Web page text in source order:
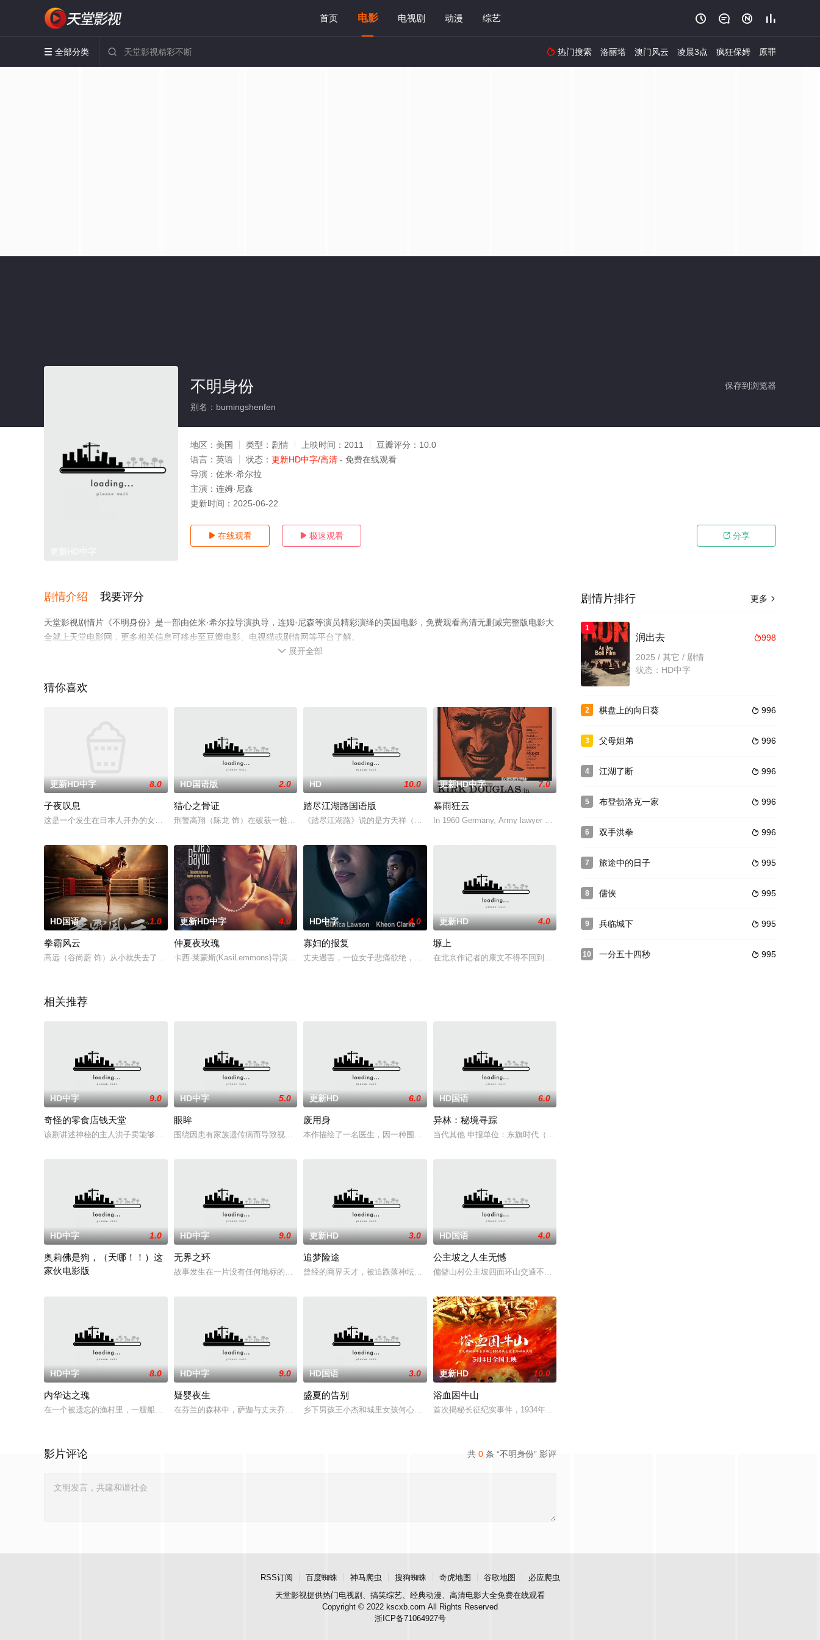
首页 电影 电视剧 动漫 综艺    
 全部分类   热门搜索 洛丽塔 澳门风云 凌晨3点 疯狂保姆 原罪
保存到浏览器
不明身份
别名：bumingshenfen
地区： 美国 类型： 剧情 上映时间： 2011 豆瓣评分： 10.0
语言： 英语 状态： 更新HD中字/高清 - 免费在线观看
导演： 佐米·希尔拉
主演： 连姆·尼森
更新时间： 2025-06-22
 在线观看  极速观看  分享
剧情介绍 我要评分
天堂影视剧情片《不明身份》是一部由佐米·希尔拉导演执导，连姆·尼森等演员精彩演绎的美国电影，免费观看高清无删减完整版电影大
全就上天堂电影网，更多相关信息可移步至豆瓣电影、电视猫或剧情网等平台了解。
 展开全部
猜你喜欢
更新HD中字 8.0
子夜叹息
这是一个发生在日本人开办的女子高校的鬼故事。在学校总务井上春子的独身宿舍里，每到午夜时分，挂在墙上的天皇画像都会发出一
HD国语版 2.0
猎心之骨证
刑警高翔（陈龙 饰）在破获一桩绑架案时，意外牵扯出一桩失踪少年案，“心理测试专家”穆清（柯蓝 饰）临危受命参与侦办，在
HD 10.0
踏尽江湖路国语版
《踏尽江湖路》说的是方天祥（黄日华）、狄虎（欧阳震华）两个人从小被老板收留，后来和老板的儿子（是射雕里那个“拖雷”演的
更新HD中字 7.0
暴雨狂云
In 1960 Germany, Army lawyer Major Steve Garrett is assigne
HD国语 1.0
拳霸风云
高远（谷尚蔚 饰）从小就失去了父母，遭人拐卖被训练成为了黑市拳击手，莎莎（崔允素 饰）虽然父母双全，但却被狠心的两人卖
更新HD中字 4.0
仲夏夜玫瑰
卡西·莱蒙斯(KasiLemmons)导演处女作。讲述1962年美国南部一个医生家庭中发生的偷情故事。影片密集地充斥着
HD中字 4.0
寡妇的报复
丈夫遇害，一位女子悲痛欲绝，她化身新身份，引诱了丈夫的幕后主谋。在赢得丈夫信任后，她不惜一切代价，揭露真相，为正义而战
更新HD 4.0
塬上
在北京作记者的康文不得不回到阔别已久的故乡报道一只被无意发现的国宝朱鹮。这只鸟牵动了不同人的利益
相关推荐
HD中字 9.0
奇怪的零食店钱天堂
该剧讲述神秘的主人洪子卖能够实现人们愿望的神秘零食，以及人们来到那里展开一段魔法般的故事。
HD中字 5.0
眼眸
围绕因患有家族遗传病而导致视力逐渐丧失的摄影师瑞真展开。在面对跨越视力障碍、好不容易成为陶艺家却离奇身亡的双胞胎妹妹瑞
更新HD 6.0
废用身
本作描绘了一名医生，因一种围绕“废用身”——因瘫痪等原因已无恢复可能的四肢——的治疗方法，而一步步踏入在追求理想的理性
HD国语 6.0
异林：秘境寻踪
当代其他 申报单位：东旗时代（北京）影视文化传媒有限公司
HD中字 1.0
奥莉佛是狗，（天哪！！）这
家伙电影版
HD中字 9.0
无界之环
故事发生在一片没有任何地标的荒漠中。一条铁丝网将两个虚构国家分隔开来，而停战协议规定，双方各派一名士兵共同驻守这个几乎
更新HD 3.0
追梦险途
曾经的商界天才，被迫跌落神坛。被那微不足道的成就麻醉过后他该如何面对现实，能改变他的命运的是谁？什么才是生命价值的真谛
HD国语 4.0
公主坡之人生无憾
偏僻山村公主坡四面环山交通不便，多为留守老人妇女儿童。退休市文化局干部张乐进心系故土，毅然回村助
HD中字 8.0
内华达之瑰
在一个被遗忘的渔村里，一艘船神秘地出现在旧港口。“内华达之瑰”号三十年前曾全员遇难，如今再次归来。对于为数不多还记得它
HD中字 9.0
疑婴夜生
在芬兰的森林中，萨迦与丈夫乔恩迎来了为人父母的新篇章。然而萨迦的喜悦被一股令人发寒的疑惧笼罩——她对新生儿产生了不为人
HD国语 3.0
盛夏的告别
乡下男孩王小杰和城里女孩何心琪都有着复杂的家庭，他们在一个夏天里相识并成为好朋友，两人收获了友情和成长，但又不得不分别
更新HD 10.0
浴血困牛山
首次揭秘长征纪实事件，1934年中央苏区第五次反围剿失败，红六军团奉命西征，进入贵州石阡，一场战役后
共 0 条 “不明身份” 影评
影片评论
更多 
剧情片排行
1
998
润出去
2025 / 其它 / 剧情
状态：HD中字
2  996
棋盘上的向日葵
3  996
父母姐弟
4  996
江湖了断
5  996
布登勃洛克一家
6  996
双手洪拳
7  995
旅途中的日子
8  995
儒侠
9  995
兵临城下
10  995
一分五十四秒
RSS订阅 百度蜘蛛 神马爬虫 搜狗蜘蛛 奇虎地图 谷歌地图
必应爬虫
天堂影视提供热门电视剧、搞笑综艺、经典动漫、高清电影大全免费在线观看
Copyright © 2022 kscxb.com All Rights Reserved
浙ICP备71064927号